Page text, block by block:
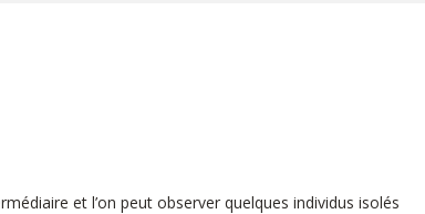
et l’on peut observer quelques individus isolés